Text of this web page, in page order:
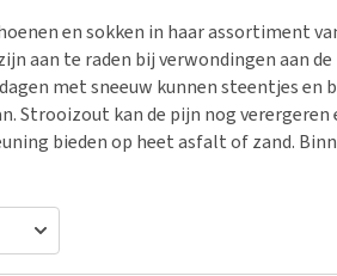
Puppy apotheek
Vuurwerkangst
Bekijk alles
Help!
huis.
Bekijk
en sokken in haar assortiment
aan te raden bij verwondingen aan
met sneeuw kunnen steentjes en
Strooizout kan de pijn nog
bieden op heet asfalt of zand.